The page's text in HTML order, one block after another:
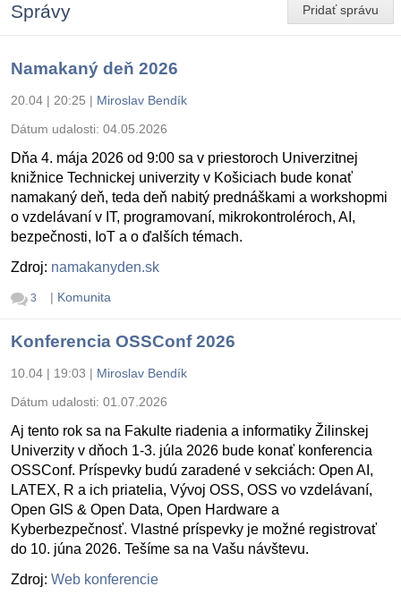
Pridať správu
Správy
Namakaný deň 2026
20.04 | 20:25 | Miroslav Bendík
Dátum udalosti: 04.05.2026
Dňa 4. mája 2026 od 9:00 sa v priestoroch Univerzitnej
knižnice Technickej univerzity v Košiciach bude konať
namakaný deň, teda deň nabitý prednáškami a workshopmi
o vzdelávaní v IT, programovaní, mikrokontroléroch, AI,
bezpečnosti, IoT a o ďalších témach.
Zdroj: namakanyden.sk
3 | Komunita
Konferencia OSSConf 2026
10.04 | 19:03 | Miroslav Bendík
Dátum udalosti: 01.07.2026
Aj tento rok sa na Fakulte riadenia a informatiky Žilinskej
Univerzity v dňoch 1-3. júla 2026 bude konať konferencia
OSSConf. Príspevky budú zaradené v sekciách: Open AI,
LATEX, R a ich priatelia, Vývoj OSS, OSS vo vzdelávaní,
Open GIS & Open Data, Open Hardware a
Kyberbezpečnosť. Vlastné príspevky je možné registrovať
do 10. júna 2026. Tešíme sa na Vašu návštevu.
Zdroj: Web konferencie